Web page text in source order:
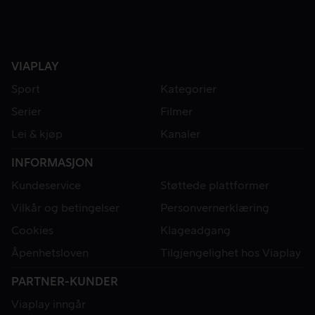
VIAPLAY
Sport
Kategorier
Serier
Filmer
Lei & kjøp
Kanaler
INFORMASJON
Kundeservice
Støttede plattformer
Vilkår og betingelser
Personvernerklæring
Cookies
Klageadgang
Åpenhetsloven
Tilgjengelighet hos Viaplay
PARTNER-KUNDER
Viaplay inngår